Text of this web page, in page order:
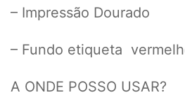
– Impressão Dourado
– Fundo etiqueta
A ONDE POSSO USAR?